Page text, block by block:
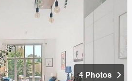
4 Photos